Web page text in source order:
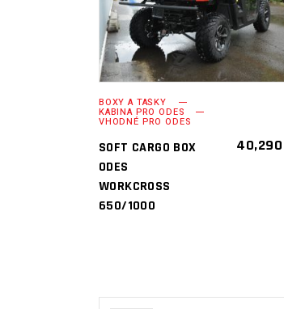
BOXY A TAŠKY
KABINA PRO ODES
VHODNÉ PRO ODES
SOFT CARGO BOX
ODES
WORKCROSS
650/1000
40,290